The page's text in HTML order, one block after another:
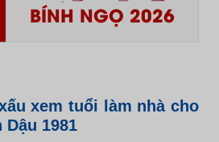
BÍNH NGỌ 2026
xem tuổi làm nhà cho
1981